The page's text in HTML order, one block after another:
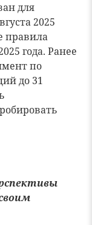
для
2025
правила
года. Ранее
по
до 31